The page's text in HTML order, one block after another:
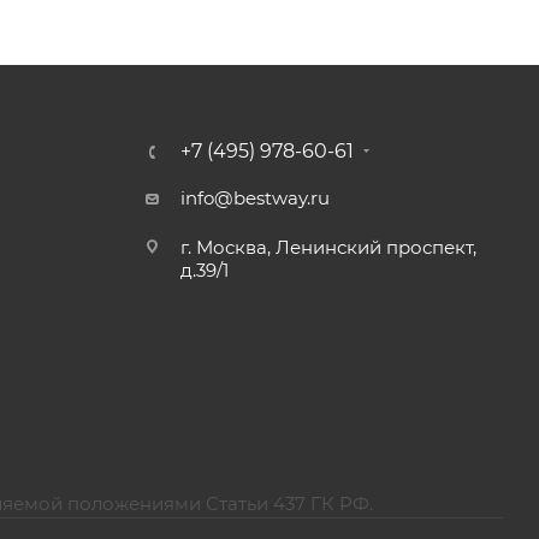
+7 (495) 978-60-61
info@bestway.ru
г. Москва, Ленинский проспект,
д.39/1
положениями Статьи 437 ГК РФ.